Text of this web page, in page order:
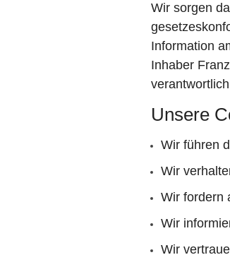
Wir sorgen
Information
Inhaber
Unsere
Wir führen
Wir
Wir fordern
Wir
Wir